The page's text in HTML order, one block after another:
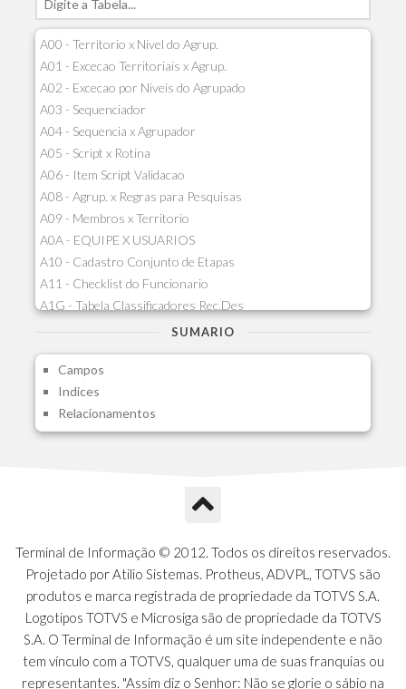
A00 - Territorio x Nivel do Agrup.
A01 - Excecao Territoriais x Agrup.
A02 - Excecao por Niveis do Agrupado
A03 - Sequenciador
A04 - Sequencia x Agrupador
A05 - Script x Rotina
A06 - Item Script Validacao
A08 - Agrup. x Regras para Pesquisas
A09 - Membros x Territorio
A0A - EQUIPE X USUARIOS
A10 - Cadastro Conjunto de Etapas
A11 - Checklist do Funcionario
A1G - Tabela Classificadores Rec.Des
A1H - Itens Tabela Classif.Rec.Desp.
A1J - Itens Aglutinadores Visao
A1N - Tipos de Card
A1O - Cards Dashboard
A1P - Tipos de Charts
A1S - Notificacoes do Vendedor
A1U - Intermediadores
A1V - Schemas - Gestao de Vendas
A1W - Campos do Schema
A1X - CFDI Complemento Carta Porte
A1Y - Carta Porte - Localizacoes
A1Z - Carta Porte - Operadores
A20 - Nota Explicativa - PCO
SUMARIO
Campos
Indices
Relacionamentos
Terminal de Informação © 2012. Todos os direitos reservados.
Projetado por Atilio Sistemas. Protheus, ADVPL, TOTVS são
produtos e marca registrada de propriedade da TOTVS S.A.
Logotipos TOTVS e Microsiga são de propriedade da TOTVS
S.A. O Terminal de Informação é um site independente e não
tem vínculo com a TOTVS, qualquer uma de suas franquias ou
representantes. "Assim diz o Senhor: Não se glorie o sábio na